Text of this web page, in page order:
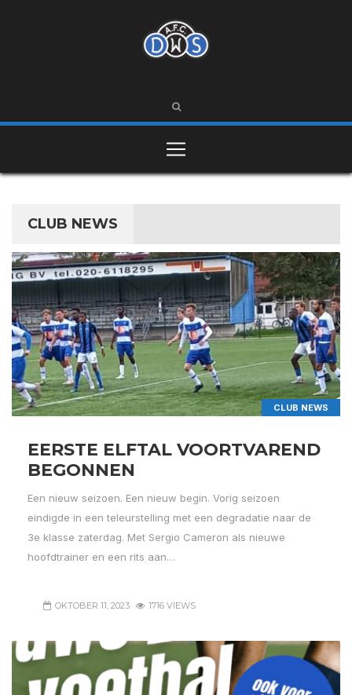
CLUB NEWS
CLUB NEWS
EERSTE ELFTAL VOORTVAREND
BEGONNEN
Een nieuw seizoen. Een nieuw begin. Vorig seizoen
eindigde in een teleurstelling met een degradatie naar de
3e klasse zaterdag. Met Sergio Cameron als nieuwe
hoofdtrainer en een rits aan…
OKTOBER 11, 2023 1716 VIEWS